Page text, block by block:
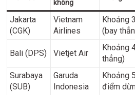
không
Jakarta
(CGK)
Vietnam
Airlines
Khoảng
(bay
Bali (DPS) Vietjet Air
Khoảng
thẳng)
Surabaya
(SUB)
Garuda
Indonesia
Khoảng
điểm